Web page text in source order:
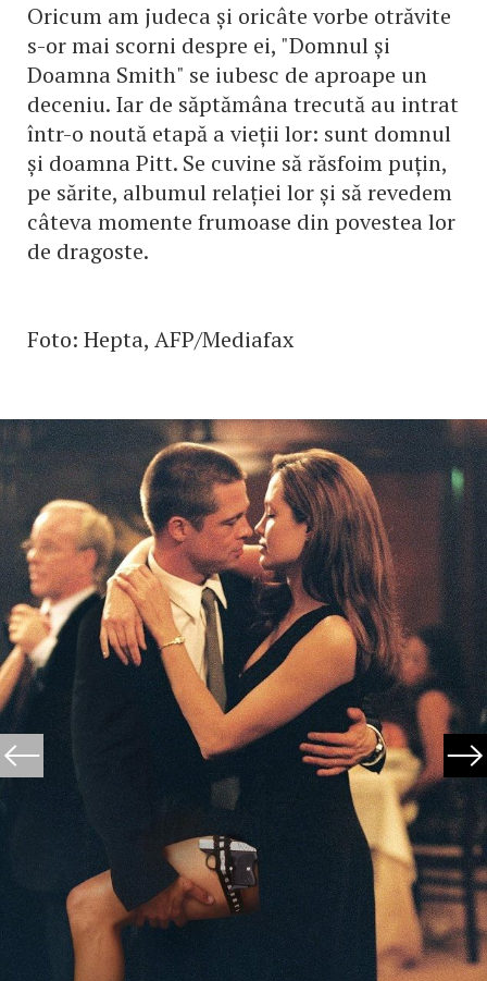
Oricum am judeca și oricâte vorbe otrăvite
s-or mai scorni despre ei, "Domnul și
Doamna Smith" se iubesc de aproape un
deceniu. Iar de săptămâna trecută au intrat
într-o noută etapă a vieții lor: sunt domnul
și doamna Pitt. Se cuvine să răsfoim puțin,
pe sărite, albumul relației lor și să revedem
câteva momente frumoase din povestea lor
de dragoste.
Foto: Hepta, AFP/Mediafax